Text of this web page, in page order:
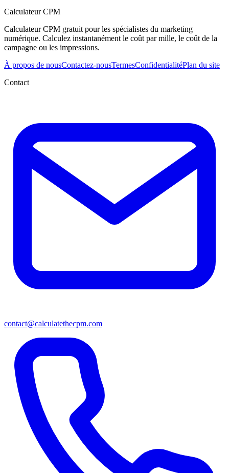
Calculateur CPM
Calculateur CPM gratuit pour les spécialistes du marketing
numérique. Calculez instantanément le coût par mille, le coût de la
campagne ou les impressions.
À propos de nousContactez-nousTermesConfidentialitéPlan du site
Contact
contact@calculatethecpm.com